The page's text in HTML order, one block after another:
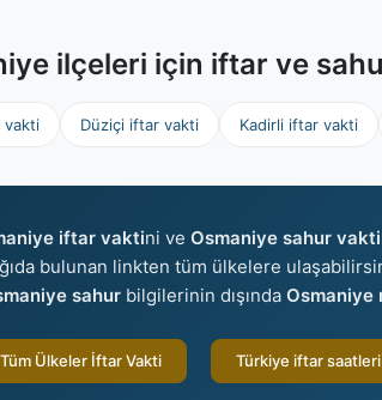
ilçeleri için iftar ve
vakti Düziçi iftar vakti Kadirli iftar vakti
iftar vaktini ve Osmaniye sahur vakti
bulunan linkten tüm ülkelere
sahurbilgilerinin dışında Osmaniye
Tüm Ülkeler İftar Vakti Türkiye iftar saatleri